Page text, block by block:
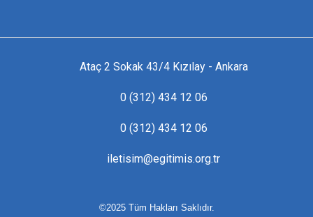
Ataç 2 Sokak 43/4 Kızılay - Ankara
0 (312) 434 12 06
0 (312) 434 12 06
iletisim@egitimis.org.tr
©2025 Tüm Hakları Saklıdır.